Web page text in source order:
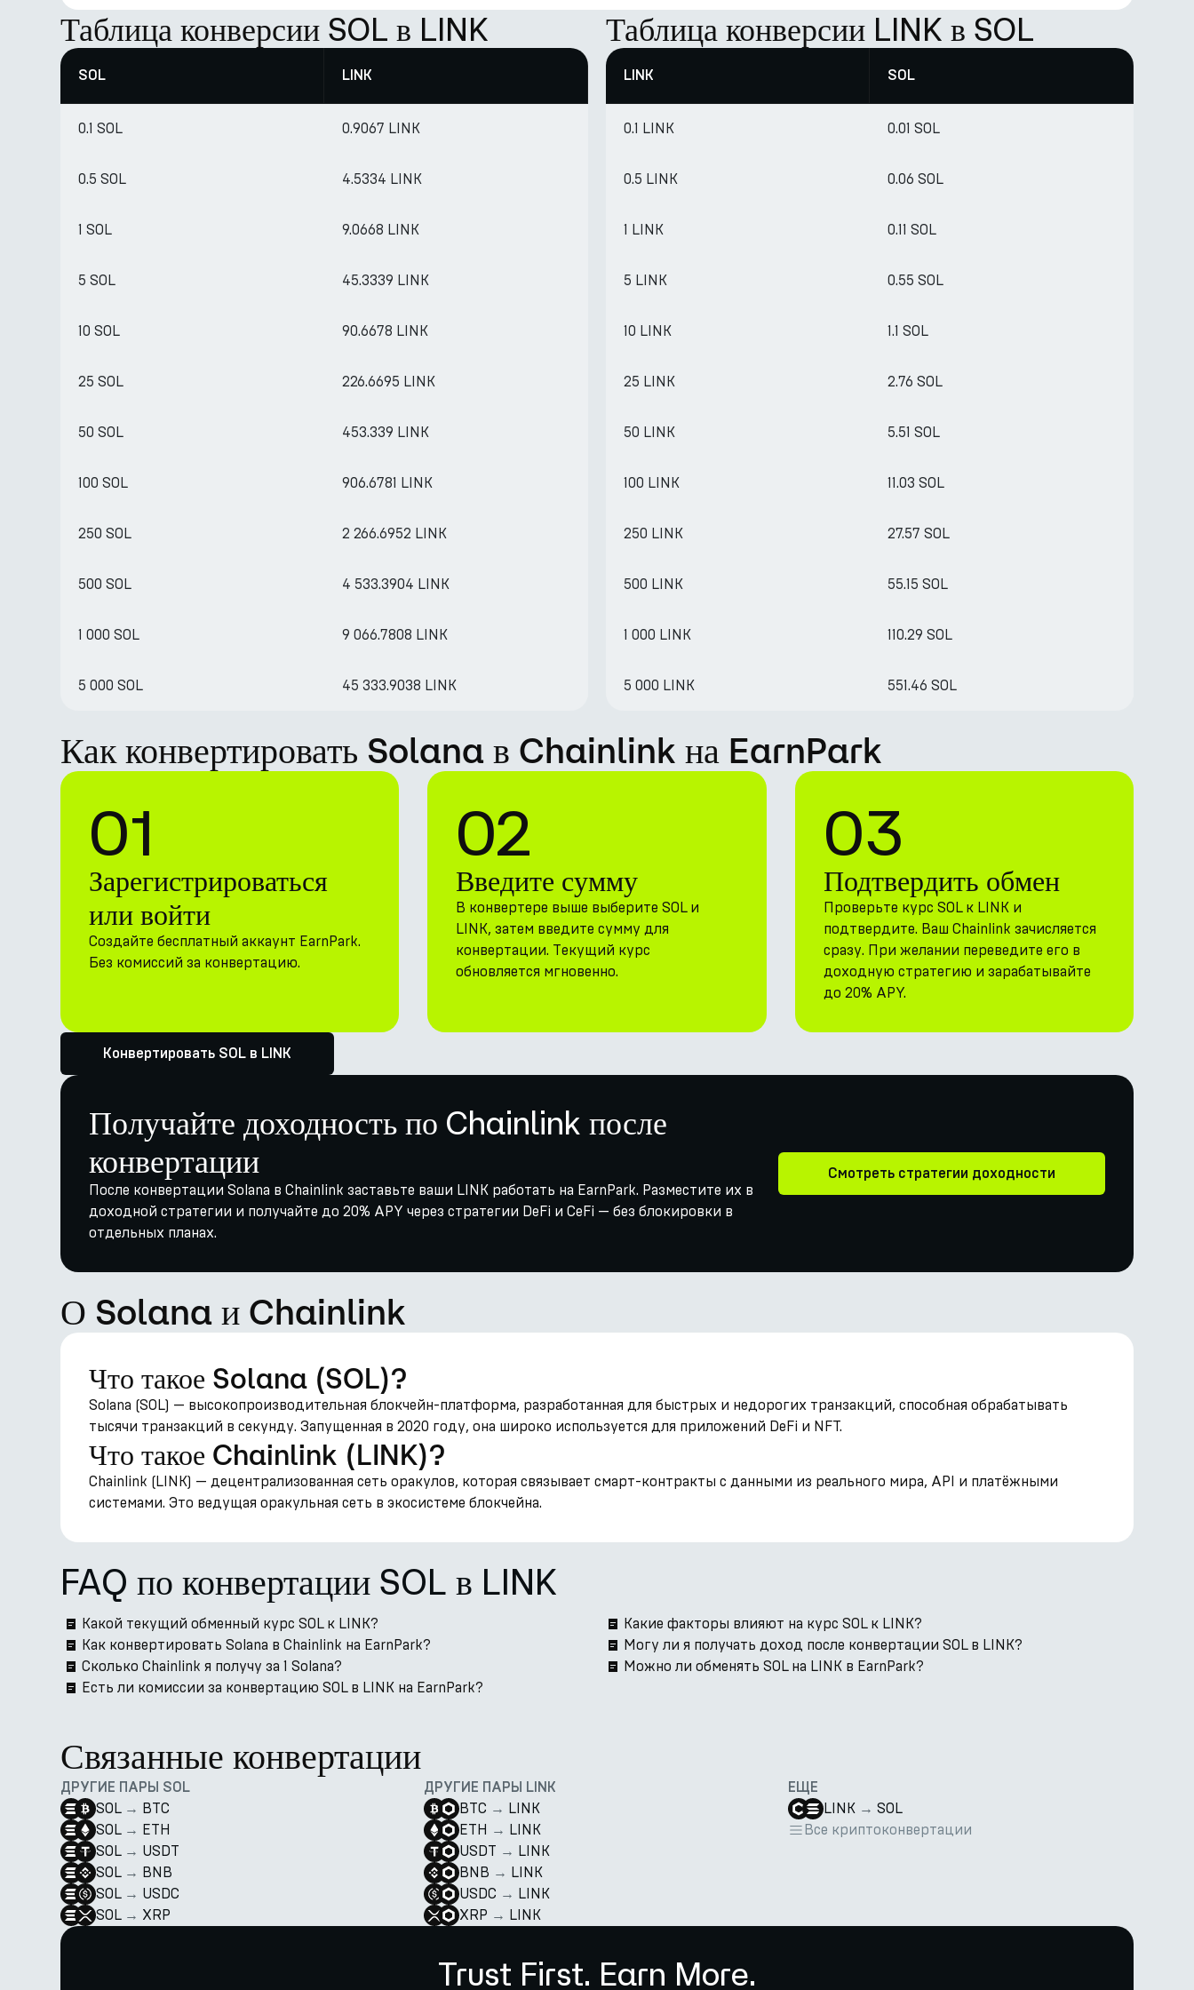
Таблица конверсии SOL в LINK
SOL LINK
0.1 SOL 0.9067 LINK
0.5 SOL 4.5334 LINK
1 SOL 9.0668 LINK
5 SOL 45.3339 LINK
10 SOL 90.6678 LINK
25 SOL 226.6695 LINK
50 SOL 453.339 LINK
100 SOL 906.6781 LINK
250 SOL 2 266.6952 LINK
500 SOL 4 533.3904 LINK
1 000 SOL 9 066.7808 LINK
5 000 SOL 45 333.9038 LINK
Таблица конверсии LINK в SOL
LINK SOL
0.1 LINK 0.01 SOL
0.5 LINK 0.06 SOL
1 LINK 0.11 SOL
5 LINK 0.55 SOL
10 LINK 1.1 SOL
25 LINK 2.76 SOL
50 LINK 5.51 SOL
100 LINK 11.03 SOL
250 LINK 27.57 SOL
500 LINK 55.15 SOL
1 000 LINK 110.29 SOL
5 000 LINK 551.46 SOL
Как конвертировать Solana в Chainlink на EarnPark
01
Зарегистрироваться
или войти
Создайте бесплатный аккаунт EarnPark.
Без комиссий за конвертацию.
02
Введите сумму
В конвертере выше выберите SOL и
LINK, затем введите сумму для
конвертации. Текущий курс
обновляется мгновенно.
03
Подтвердить обмен
Проверьте курс SOL к LINK и
подтвердите. Ваш Chainlink зачисляется
сразу. При желании переведите его в
доходную стратегию и зарабатывайте
до 20% APY.
Конвертировать SOL в LINK
Получайте доходность по Chainlink после
конвертации
После конвертации Solana в Chainlink заставьте ваши LINK работать на EarnPark. Разместите их в
доходной стратегии и получайте до 20% APY через стратегии DeFi и CeFi — без блокировки в
отдельных планах.
Смотреть стратегии доходности
О Solana и Chainlink
Что такое Solana (SOL)?
Solana (SOL) — высокопроизводительная блокчейн-платформа, разработанная для быстрых и недорогих транзакций, способная обрабатывать
тысячи транзакций в секунду. Запущенная в 2020 году, она широко используется для приложений DeFi и NFT.
Что такое Chainlink (LINK)?
Chainlink (LINK) — децентрализованная сеть оракулов, которая связывает смарт-контракты с данными из реального мира, API и платёжными
системами. Это ведущая оракульная сеть в экосистеме блокчейна.
FAQ по конвертации SOL в LINK
Какой текущий обменный курс SOL к LINK?
Как конвертировать Solana в Chainlink на EarnPark?
Сколько Chainlink я получу за 1 Solana?
Есть ли комиссии за конвертацию SOL в LINK на EarnPark?
Какие факторы влияют на курс SOL к LINK?
Могу ли я получать доход после конвертации SOL в LINK?
Можно ли обменять SOL на LINK в EarnPark?
Связанные конвертации
ДРУГИЕ ПАРЫ SOL
SOL → BTC
SOL → ETH
SOL → USDT
SOL → BNB
SOL → USDC
SOL → XRP
ДРУГИЕ ПАРЫ LINK
BTC → LINK
ETH → LINK
USDT → LINK
BNB → LINK
USDC → LINK
XRP → LINK
ЕЩЕ
LINK → SOL
Все криптоконвертации
Trust First. Earn More.